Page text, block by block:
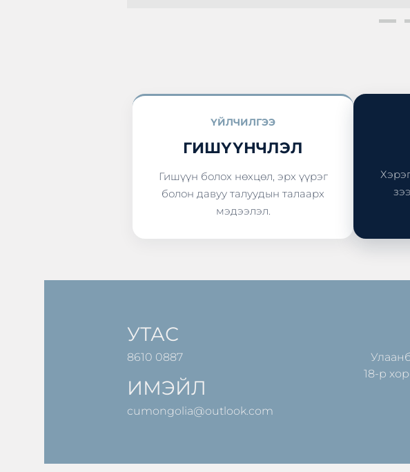
ҮЙЛЧИЛГЭЭ
ГИШҮҮНЧЛЭЛ
Гишүүн болох нөхцөл, эрх үүрэг
болон давуу талуудын талаарх
мэдээлэл.
УТАС
8610 0887
ИМЭЙЛ
cumongolia@outlook.com
18-р